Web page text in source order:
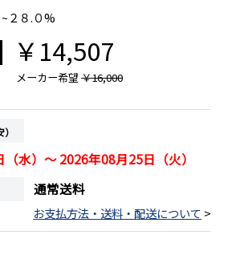
２８.０%
￥14,507
メーカー希望￥16,000
）
水）～ 2026年08月25日（火）
通常送料
お支払方法・送料・配送について >